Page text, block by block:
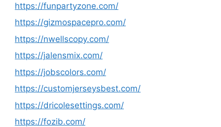
https://funpartyzone.com/
https://gizmospacepro.com/
https://nwellscopy.com/
https://jalensmix.com/
https://jobscolors.com/
https://customjerseysbest.com/
https://dricolesettings.com/
https://fozib.com/